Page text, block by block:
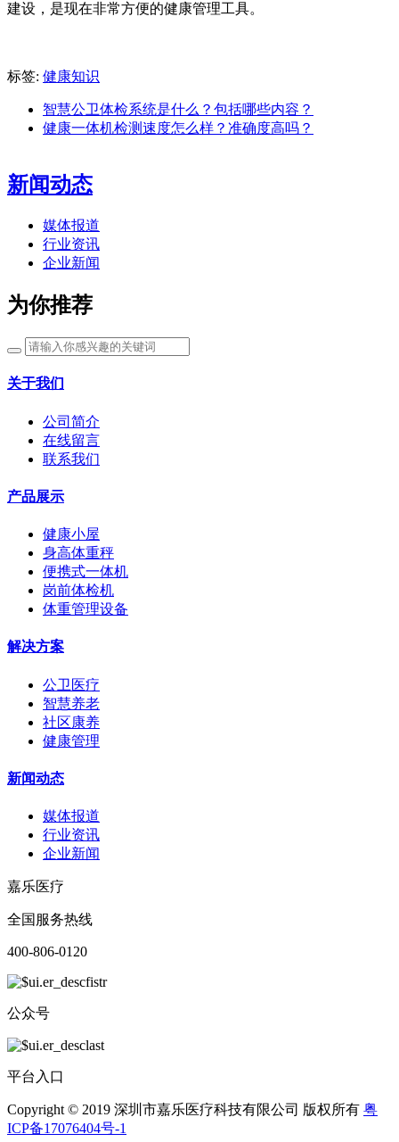
建设，是现在非常方便的健康管理工具。
标签: 健康知识
智慧公卫体检系统是什么？包括哪些内容？
健康一体机检测速度怎么样？准确度高吗？
新闻动态
媒体报道
行业资讯
企业新闻
为你推荐
关于我们
公司简介
在线留言
联系我们
产品展示
健康小屋
身高体重秤
便携式一体机
岗前体检机
体重管理设备
解决方案
公卫医疗
智慧养老
社区康养
健康管理
新闻动态
媒体报道
行业资讯
企业新闻
嘉乐医疗
全国服务热线
400-806-0120
公众号
平台入口
Copyright © 2019 深圳市嘉乐医疗科技有限公司 版权所有 粤
ICP备17076404号-1